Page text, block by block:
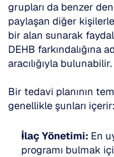
grupları da benzer
paylaşan diğer
bir alan sunarak
DEHB farkındalığına
aracılığıyla bulunabilir.
Bir tedavi planının
genellikle şunları içerir:
İlaç Yönetimi: En
programı bulmak